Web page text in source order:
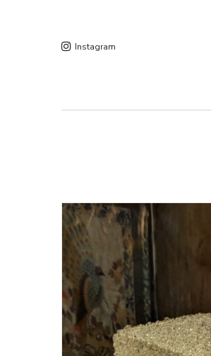
Instagram